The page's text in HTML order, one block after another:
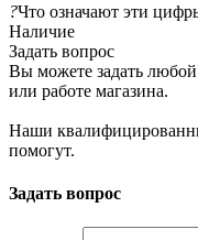
?Что означают эти
Наличие
Задать вопрос
Вы можете задать
или работе магазина.
Наши
помогут.
Задать вопрос